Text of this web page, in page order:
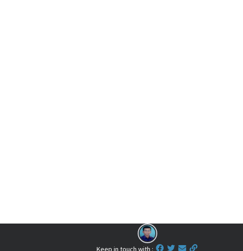
Keep in touch with :